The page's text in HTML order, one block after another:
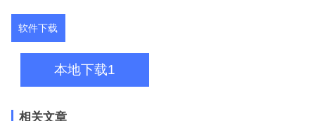
软件下载
本地下载1
相关文章